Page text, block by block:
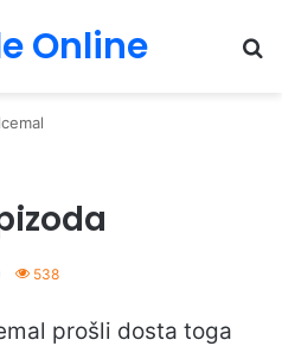
Online
538
prošli dosta toga